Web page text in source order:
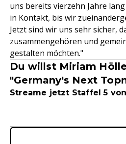
uns bereits vierzehn Jahre
in Kontakt, bis wir
Jetzt sind wir uns sehr sicher,
zusammengehören und
gestalten möchten."
Du willst Miriam
"Germany's Next
Streame jetzt Staffel 5